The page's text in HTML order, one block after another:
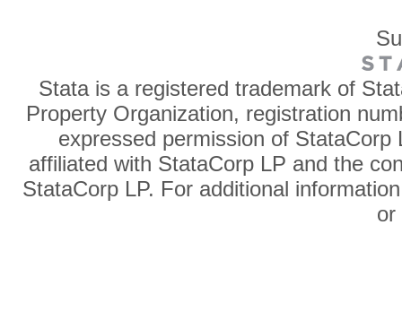
Stata is a registered trademark of
Property Organization, registration
expressed permission of
affiliated with StataCorp LP and the
StataCorp LP. For additional
or